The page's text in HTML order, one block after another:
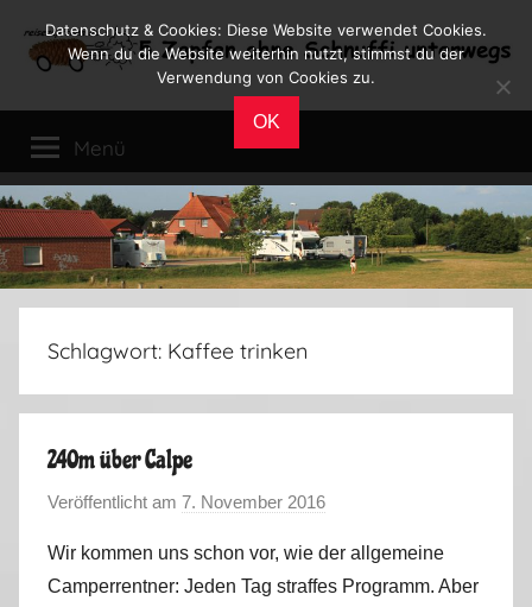
Inhalt
Reiseblog
Leben
im
Wohnmobil
Menü
Schlagwort: Kaffee trinken
240m über Calpe
Veröffentlicht am 7. November 2016
n
M
Wir kommen uns schon vor, wie der allgemeine
Camperrentner: Jeden Tag straffes Programm. Aber
Datenschutz & Cookies: Diese Website verwendet Cookies.
Wenn du die Website weiterhin nutzt, stimmst du der
Verwendung von Cookies zu.
OK